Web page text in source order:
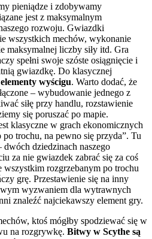
pieniądze i zdobywamy
jest z maksymalnym
rozwoju. Gwiazdki
wszystkich mechów, wykonanie
maksymalnej liczby siły itd. Gra
spełni swoje szóste osiągnięcie i
gwiazdkę. Do klasycznej
elementy wyścigu. Warto dodać, że
– wybudowanie jednego z
siłę przy handlu, rozstawienie
się poruszać po mapie.
klasyczne w grach ekonomicznych
trochu, na pewno się przyda”. Tu
dziedzinach naszego
za nie gwiazdek zabrać się za coś
wszystkim rozgrzebanym po trochu
grę. Przestawienie się na inny
wyzwaniem dla wytrawnych
znaleźć najciekawszy element gry.
ktoś mógłby spodziewać się w
na rozgrywkę. Bitwy w Scythe są